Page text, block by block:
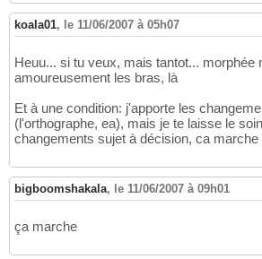
koala01, le 11/06/2007 à 05h07
Heuu... si tu veux, mais tantot... morphée
amoureusement les bras, là
Et à une condition: j'apporte les
(l'orthographe, ea), mais je te laisse le
changements sujet à décision, ca marche
bigboomshakala, le 11/06/2007 à 09h01
ça marche